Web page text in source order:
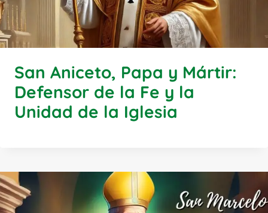
San Aniceto, Papa y Mártir:
Defensor de la Fe y la
Unidad de la Iglesia